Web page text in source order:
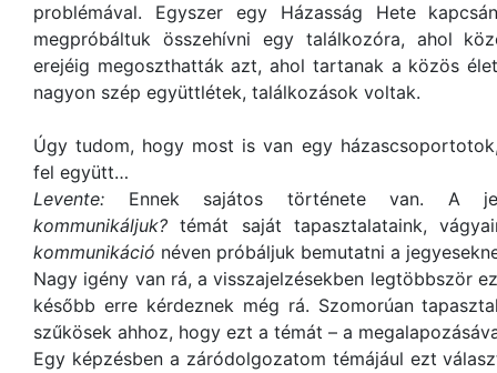
problémával. Egyszer egy Házasság Hete
megpróbáltuk összehívni egy találkozóra, ahol
erejéig megoszthatták azt, ahol tartanak a közös
nagyon szép együttlétek, találkozások voltak.
Úgy tudom, hogy most is van egy
fel együtt…
Levente: Ennek sajátos története van. A
kommunikáljuk? témát saját tapasztalataink,
kommunikáció néven próbáljuk bemutatni a
Nagy igény van rá, a visszajelzésekben legtöbbször
később erre kérdeznek még rá. Szomorúan
szűkösek ahhoz, hogy ezt a témát – a
Egy képzésben a záródolgozatom témájául ezt